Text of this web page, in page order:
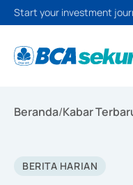
Start your investment
Beranda/Kabar
BERITA HARIAN